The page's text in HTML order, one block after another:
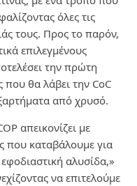
όλες τις
τους. Προς το παρόν,
επιλεγμένους
την πρώτη
που θα λάβει την CoC
από χρυσό.
απεικονίζει με
που καταβάλουμε για
αλυσίδα,»
να επιτελούμε